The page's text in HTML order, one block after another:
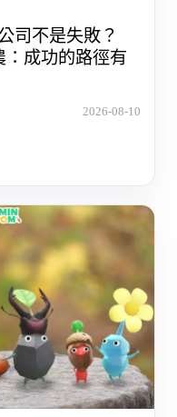
司不是失敗？
：成功的路徑有
2026-08-10